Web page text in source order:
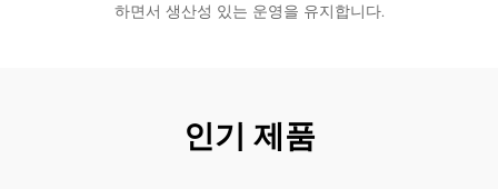
하면서 생산성 있는 운영을 유지합니다.
인기 제품